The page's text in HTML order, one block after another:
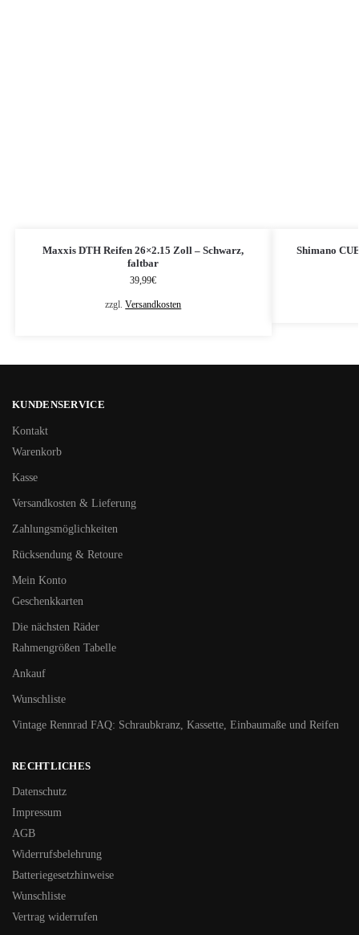
Maxxis DTH Reifen 26×2.15 Zoll – Schwarz,
faltbar
39,99€
zzgl.Versandkosten
Shimano
KUNDENSERVICE
Kontakt
Warenkorb
Kasse
Versandkosten & Lieferung
Zahlungsmöglichkeiten
Rücksendung & Retoure
Mein Konto
Geschenkkarten
Die nächsten Räder
Rahmengrößen Tabelle
Ankauf
Wunschliste
Vintage Rennrad FAQ: Schraubkranz, Kassette, Einbaumaße und Reifen
RECHTLICHES
Datenschutz
Impressum
AGB
Widerrufsbelehrung
Batteriegesetzhinweise
Wunschliste
Vertrag widerrufen